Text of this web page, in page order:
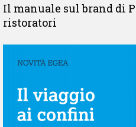
Il manuale sul brand di
ristoratori